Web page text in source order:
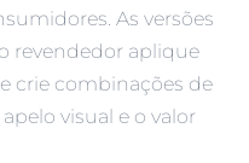
As versões
revendedor aplique
crie combinações de
visual e o valor